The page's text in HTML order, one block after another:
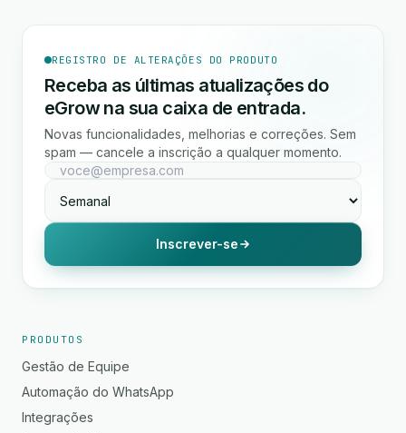
REGISTRO DE ALTERAÇÕES DO PRODUTO
Receba as últimas atualizações do
eGrow na sua caixa de entrada.
Novas funcionalidades, melhorias e correções. Sem
spam — cancele a inscrição a qualquer momento.
Inscrever-se
PRODUTOS
Gestão de Equipe
Automação do WhatsApp
Integrações